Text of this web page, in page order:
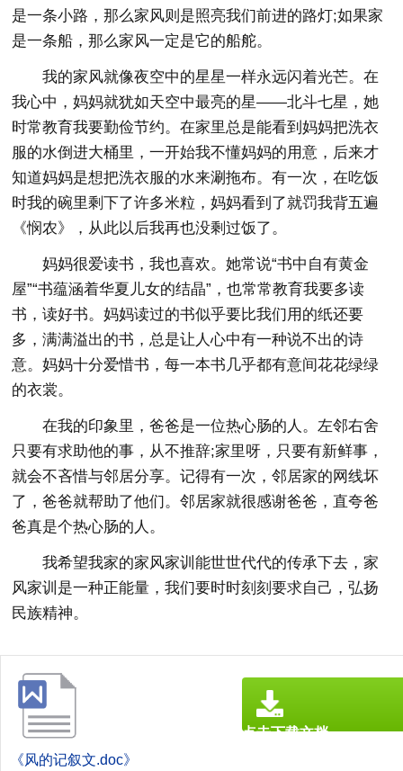
是一条小路，那么家风则是照亮我们前进的路灯;如果家
是一条船，那么家风一定是它的船舵。
我的家风就像夜空中的星星一样永远闪着光芒。在
我心中，妈妈就犹如天空中最亮的星——北斗七星，她
时常教育我要勤俭节约。在家里总是能看到妈妈把洗衣
服的水倒进大桶里，一开始我不懂妈妈的用意，后来才
知道妈妈是想把洗衣服的水来涮拖布。有一次，在吃饭
时我的碗里剩下了许多米粒，妈妈看到了就罚我背五遍
《悯农》，从此以后我再也没剩过饭了。
妈妈很爱读书，我也喜欢。她常说“书中自有黄金
屋”“书蕴涵着华夏儿女的结晶”，也常常教育我要多读
书，读好书。妈妈读过的书似乎要比我们用的纸还要
多，满满溢出的书，总是让人心中有一种说不出的诗
意。妈妈十分爱惜书，每一本书几乎都有意间花花绿绿
的衣裳。
在我的印象里，爸爸是一位热心肠的人。左邻右舍
只要有求助他的事，从不推辞;家里呀，只要有新鲜事，
就会不吝惜与邻居分享。记得有一次，邻居家的网线坏
了，爸爸就帮助了他们。邻居家就很感谢爸爸，直夸爸
爸真是个热心肠的人。
我希望我家的家风家训能世世代代的传承下去，家
风家训是一种正能量，我们要时时刻刻要求自己，弘扬
民族精神。
《风的记叙文.doc》
点击下载文档